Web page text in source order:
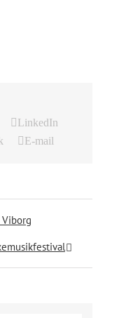
LinkedIn
E-mail